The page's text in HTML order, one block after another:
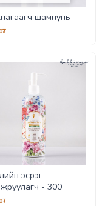
шампунь
эсрэг
- 300